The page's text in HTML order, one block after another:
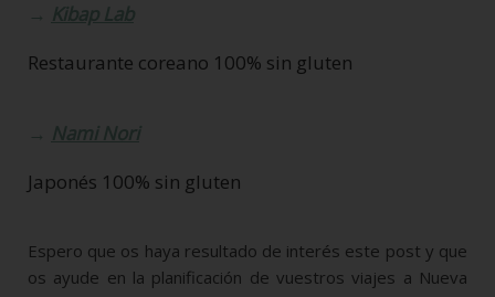
→ Kibap Lab
Restaurante coreano 100% sin gluten
→ Nami Nori
Japonés 100% sin gluten
Espero que os haya resultado de interés este post y que
os ayude en la planificación de vuestros viajes a Nueva